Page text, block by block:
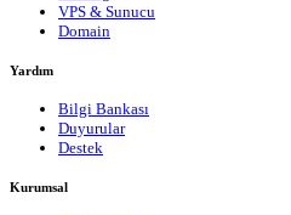
VPS & Sunucu
Domain
Yardım
Bilgi Bankası
Duyurular
Destek
Kurumsal